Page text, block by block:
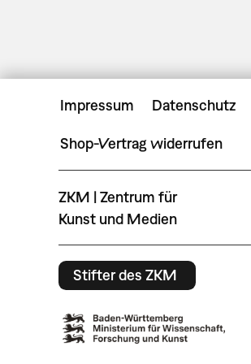
Impressum Datenschutz
Shop-Vertrag widerrufen
ZKM | Zentrum für
Kunst und Medien
Stifter des ZKM